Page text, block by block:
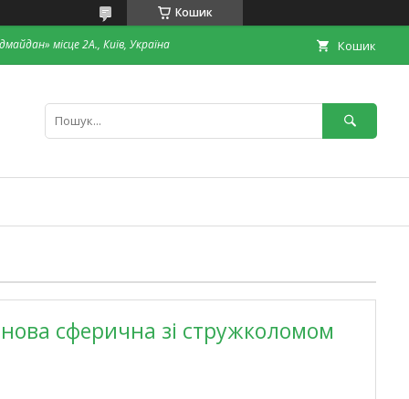
Кошик
місце 2А., Київ, Україна Кошик
сферична зі стружколомом